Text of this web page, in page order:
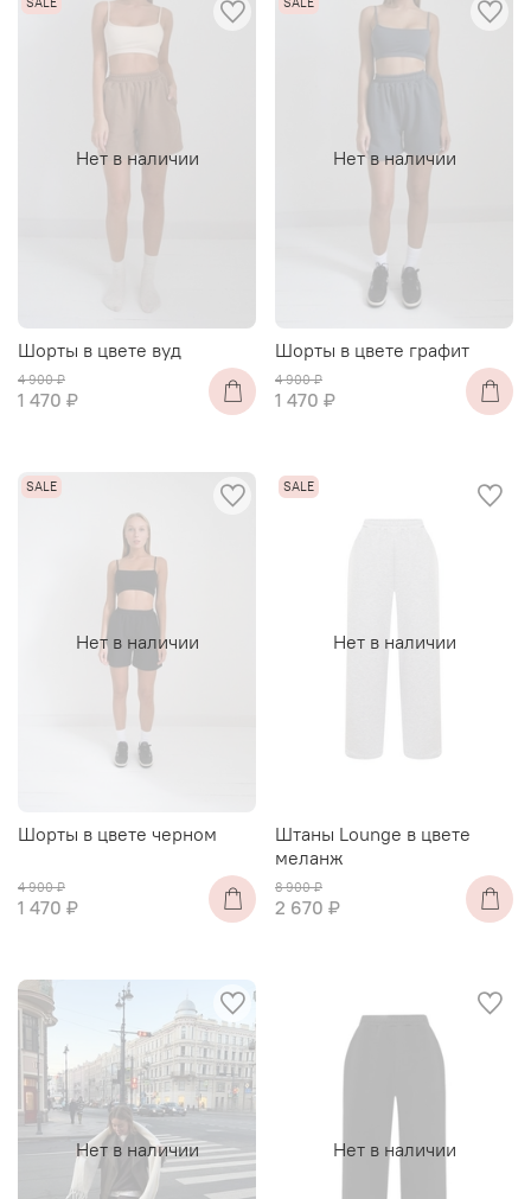
Нет в наличии
Шорты в цвете вуд
4 900 ₽
1 470 ₽
Нет в наличии
Шорты в цвете графит
4 900 ₽
1 470 ₽
Нет в наличии
Шорты в цвете черном
4 900 ₽
1 470 ₽
Нет в наличии
Штаны Lounge в цвете
меланж
8 900 ₽
2 670 ₽
Нет в наличии Нет в наличии